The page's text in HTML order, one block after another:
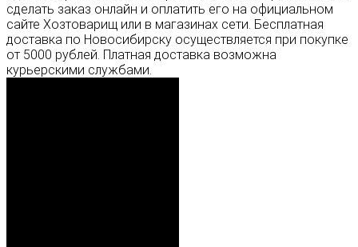
сделать заказ онлайн и оплатить его на официальном
сайте Хозтоварищ или в магазинах сети. Бесплатная
доставка по Новосибирску осуществляется при покупке
от 5000 рублей. Платная доставка возможна
курьерскими службами.